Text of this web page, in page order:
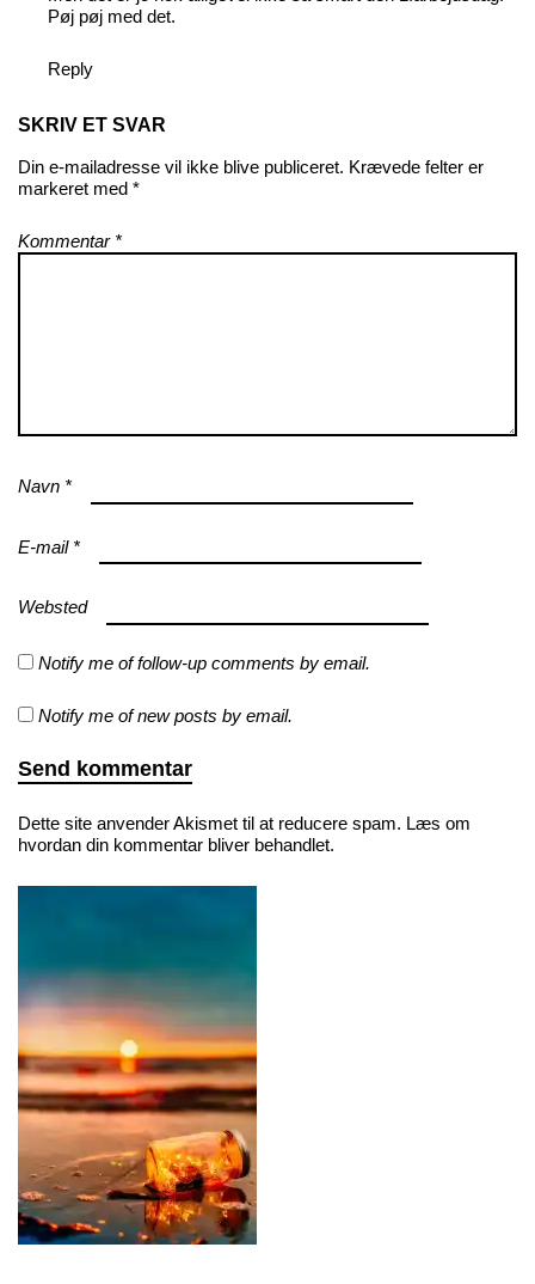
Pøj pøj med det.
Reply
SKRIV ET SVAR
Din e-mailadresse vil ikke blive publiceret. Krævede felter er
markeret med *
Kommentar *
Navn *
E-mail *
Websted
Notify me of follow-up comments by email.
Notify me of new posts by email.
Dette site anvender Akismet til at reducere spam. Læs om
hvordan din kommentar bliver behandlet.